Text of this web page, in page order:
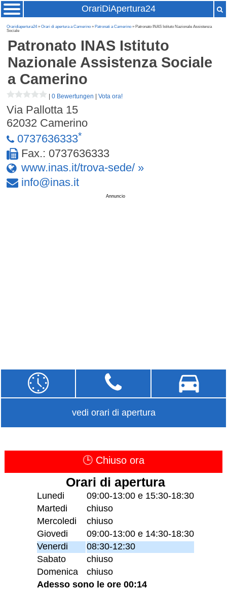
OrariDiApertura24
Oraridiapertura24»Orari di apertura a Camerino » Patronati a Camerino » Patronato INAS Istituto Nazionale Assistenza
Sociale
Patronato INAS Istituto
Nazionale Assistenza Sociale
a Camerino
|0 Bewertungen |Vota ora!
Via Pallotta 15
62032 Camerino
0737636333*
Fax.: 0737636333
www.inas.it/trova-sede/ »
info@inas.it
Annuncio
vedi orari di apertura
🕒 Chiuso ora
Orari di apertura
Lunedi
09:00-13:00 e 15:30-18:30
Martedi
chiuso
Mercoledi
chiuso
Giovedi
09:00-13:00 e 14:30-18:30
Venerdi
08:30-12:30
Sabato
chiuso
Domenica
chiuso
Adesso sono le ore 00:14